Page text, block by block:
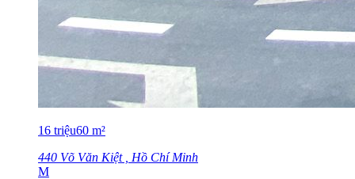
16 triệu60 m²
440 Võ Văn Kiệt , Hồ Chí Minh
M